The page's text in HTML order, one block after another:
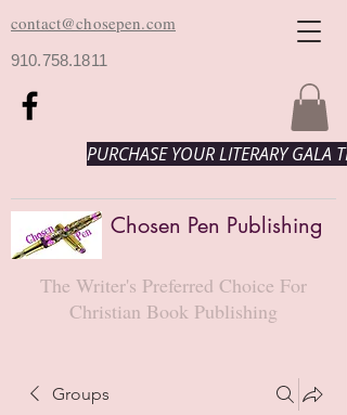
contact@chosepen.com
910.758.1811
PURCHASE YOUR LITERARY GALA
Chosen Pen Publishing
The Writer's Preferred Choice For
Christian Book Publishing
Groups